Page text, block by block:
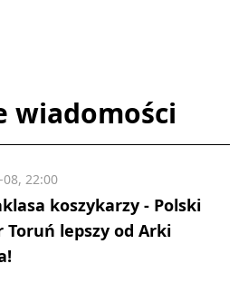
wiadomości
koszykarzy - Polski
Toruń lepszy od Arki
22:00